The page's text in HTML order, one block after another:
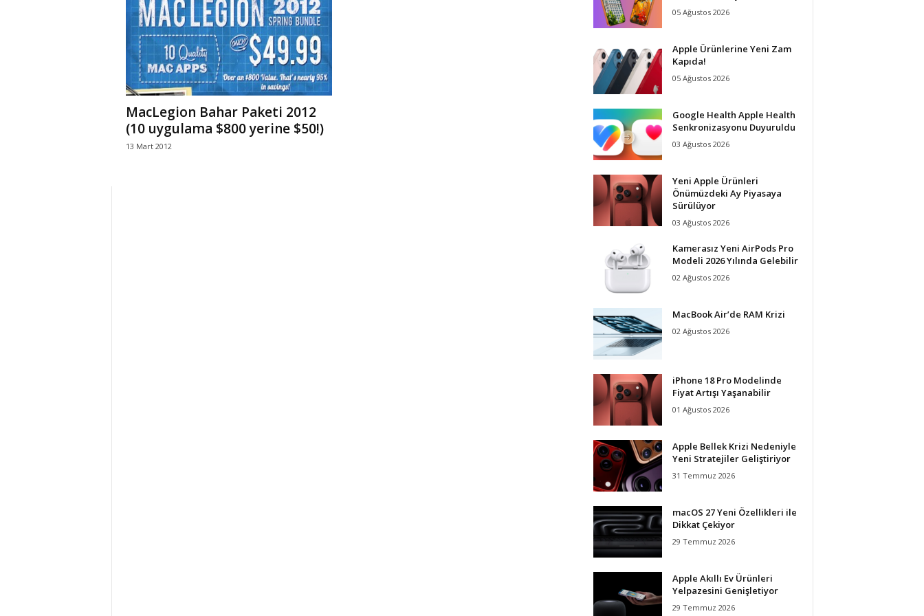
r
l
i
E
MacLegion Bahar Paketi 2012
(10 uygulama $800 yerine $50!)
13 Mart 2012
05 Ağustos 2026
Apple Ürünlerine Yeni Zam
Kapıda!
05 Ağustos 2026
Google Health Apple Health
Senkronizasyonu Duyuruldu
03 Ağustos 2026
Yeni Apple Ürünleri
Önümüzdeki Ay Piyasaya
Sürülüyor
03 Ağustos 2026
Kamerasız Yeni AirPods Pro
Modeli 2026 Yılında Gelebilir
02 Ağustos 2026
MacBook Air’de RAM Krizi
02 Ağustos 2026
iPhone 18 Pro Modelinde
Fiyat Artışı Yaşanabilir
01 Ağustos 2026
Apple Bellek Krizi Nedeniyle
Yeni Stratejiler Geliştiriyor
31 Temmuz 2026
macOS 27 Yeni Özellikleri ile
Dikkat Çekiyor
29 Temmuz 2026
Apple Akıllı Ev Ürünleri
Yelpazesini Genişletiyor
29 Temmuz 2026